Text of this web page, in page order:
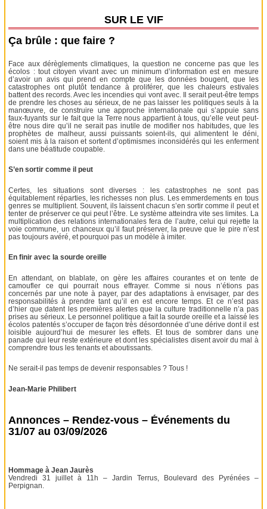
SUR LE VIF
Ça brûle : que faire ?
Face aux dérèglements climatiques, la question ne concerne pas que les
écolos : tout citoyen vivant avec un minimum d’information est en mesure
d’avoir un avis qui prend en compte que les données bougent, que les
catastrophes ont plutôt tendance à proliférer, que les chaleurs estivales
battent des records. Avec les incendies qui vont avec. Il serait peut-être temps
de prendre les choses au sérieux, de ne pas laisser les politiques seuls à la
manœuvre, de construire une approche internationale qui s’appuie sans
faux-fuyants sur le fait que la Terre nous appartient à tous, qu’elle veut peut-
être nous dire qu’il ne serait pas inutile de modifier nos habitudes, que les
prophètes de malheur, aussi puissants soient-ils, qui alimentent le déni,
soient mis à la raison et sortent d’optimismes inconsidérés qui les enferment
dans une béatitude coupable.
S’en sortir comme il peut
Certes, les situations sont diverses : les catastrophes ne sont pas
équitablement réparties, les richesses non plus. Les emmerdements en tous
genres se multiplient. Souvent, ils laissent chacun s’en sortir comme il peut et
tenter de préserver ce qui peut l’être. Le système atteindra vite ses limites. La
multiplication des relations internationales fera de l’autre, celui qui rejette la
voie commune, un chanceux qu’il faut préserver, la preuve que le pire n’est
pas toujours avéré, et pourquoi pas un modèle à imiter.
En finir avec la sourde oreille
En attendant, on blablate, on gère les affaires courantes et on tente de
camoufler ce qui pourrait nous effrayer. Comme si nous n’étions pas
concernés par une note à payer, par des adaptations à envisager, par des
responsabilités à prendre tant qu’il en est encore temps. Et ce n’est pas
d’hier que datent les premières alertes que la culture traditionnelle n’a pas
prises au sérieux. Le personnel politique a fait la sourde oreille et a laissé les
écolos patentés s’occuper de façon très désordonnée d’une dérive dont il est
loisible aujourd’hui de mesurer les effets. Et tous de sombrer dans une
panade qui leur reste extérieure et dont les spécialistes disent avoir du mal à
comprendre tous les tenants et aboutissants.
Ne serait-il pas temps de devenir responsables ? Tous !
Jean-Marie Philibert
Annonces – Rendez-vous – Événements du
31/07 au 03/09/2026
Hommage à Jean Jaurès
Vendredi 31 juillet à 11h – Jardin Terrus, Boulevard des Pyrénées –
Perpignan.